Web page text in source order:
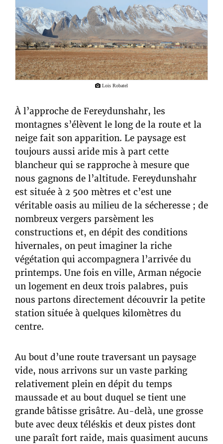
Lois Robatel
À l’approche de Fereydunshahr, les
montagnes s’élèvent le long de la route et la
neige fait son apparition. Le paysage est
toujours aussi aride mis à part cette
blancheur qui se rapproche à mesure que
nous gagnons de l’altitude. Fereydunshahr
est située à 2 500 mètres et c’est une
véritable oasis au milieu de la sécheresse ; de
nombreux vergers parsèment les
constructions et, en dépit des conditions
hivernales, on peut imaginer la riche
végétation qui accompagnera l’arrivée du
printemps. Une fois en ville, Arman négocie
un logement en deux trois palabres, puis
nous partons directement découvrir la petite
station située à quelques kilomètres du
centre.
Au bout d’une route traversant un paysage
vide, nous arrivons sur un vaste parking
relativement plein en dépit du temps
maussade et au bout duquel se tient une
grande bâtisse grisâtre. Au-delà, une grosse
bute avec deux téléskis et deux pistes dont
une paraît fort raide, mais quasiment aucuns